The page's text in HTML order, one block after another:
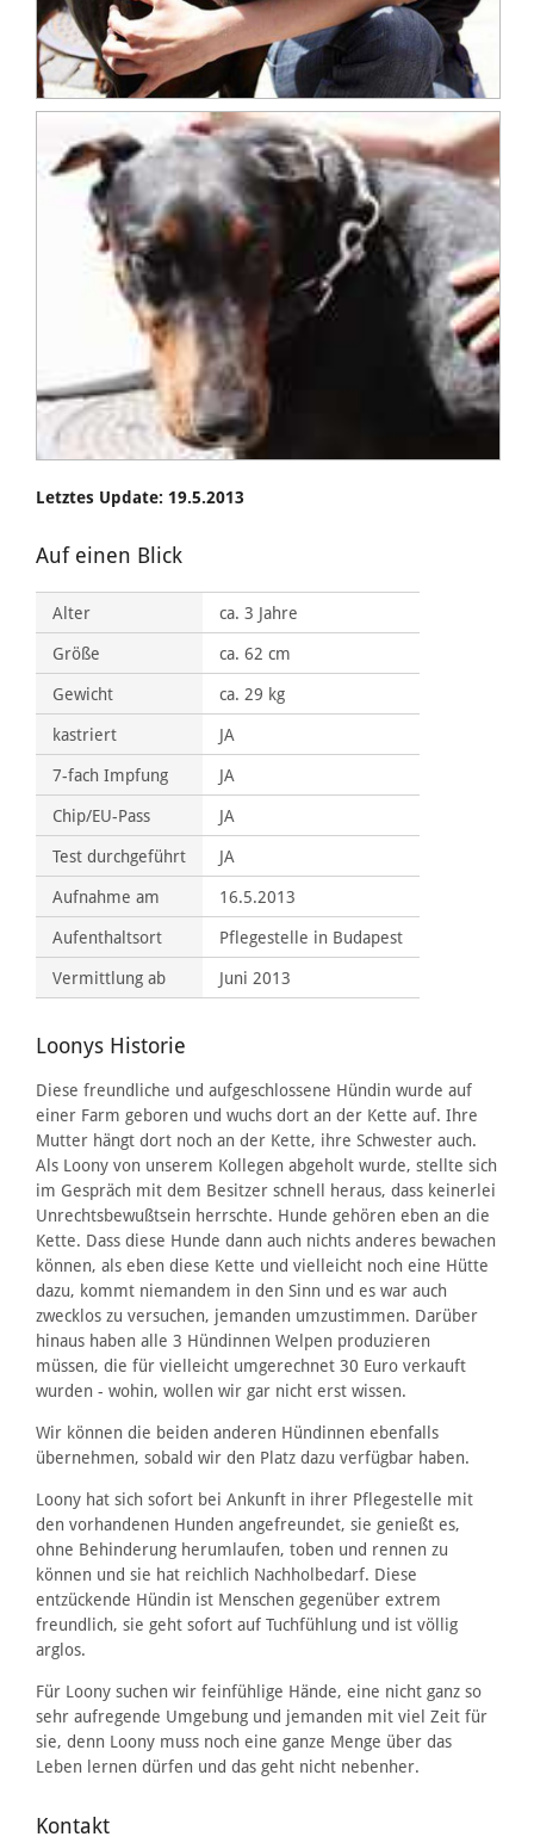
Letztes Update: 19.5.2013
Auf einen Blick
Alter
ca. 3 Jahre
Größe
ca. 62 cm
Gewicht
ca. 29 kg
kastriert
JA
7-fach Impfung
JA
Chip/EU-Pass
JA
Test durchgeführt
JA
Aufnahme am
16.5.2013
Aufenthaltsort
Pflegestelle in Budapest
Vermittlung ab
Juni 2013
Loonys Historie
Diese freundliche und aufgeschlossene Hündin wurde auf
einer Farm geboren und wuchs dort an der Kette auf. Ihre
Mutter hängt dort noch an der Kette, ihre Schwester auch.
Als Loony von unserem Kollegen abgeholt wurde, stellte sich
im Gespräch mit dem Besitzer schnell heraus, dass keinerlei
Unrechtsbewußtsein herrschte. Hunde gehören eben an die
Kette. Dass diese Hunde dann auch nichts anderes bewachen
können, als eben diese Kette und vielleicht noch eine Hütte
dazu, kommt niemandem in den Sinn und es war auch
zwecklos zu versuchen, jemanden umzustimmen. Darüber
hinaus haben alle 3 Hündinnen Welpen produzieren
müssen, die für vielleicht umgerechnet 30 Euro verkauft
wurden - wohin, wollen wir gar nicht erst wissen.
Wir können die beiden anderen Hündinnen ebenfalls
übernehmen, sobald wir den Platz dazu verfügbar haben.
Loony hat sich sofort bei Ankunft in ihrer Pflegestelle mit
den vorhandenen Hunden angefreundet, sie genießt es,
ohne Behinderung herumlaufen, toben und rennen zu
können und sie hat reichlich Nachholbedarf. Diese
entzückende Hündin ist Menschen gegenüber extrem
freundlich, sie geht sofort auf Tuchfühlung und ist völlig
arglos.
Für Loony suchen wir feinfühlige Hände, eine nicht ganz so
sehr aufregende Umgebung und jemanden mit viel Zeit für
sie, denn Loony muss noch eine ganze Menge über das
Leben lernen dürfen und das geht nicht nebenher.
Kontakt